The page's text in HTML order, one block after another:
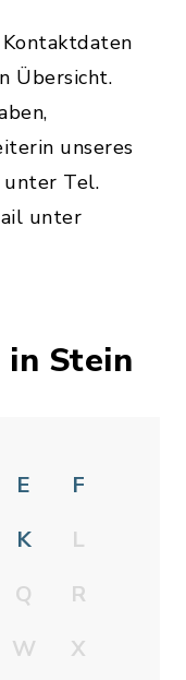
Übersicht.
unseres
Tel.
unter
Stein
E
F
K
L
Q
R
W
X